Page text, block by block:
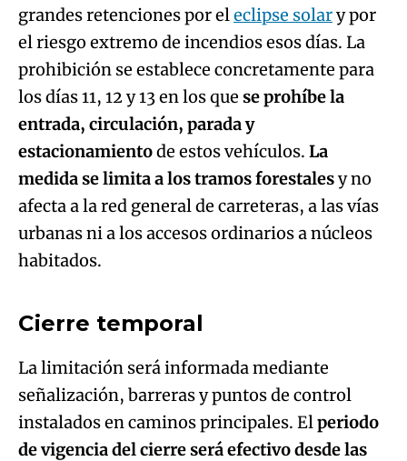
grandes retenciones por eleclipse solary por
el riesgo extremo de incendios esos días. La
prohibición se establece concretamente para
los días 11, 12 y 13 en los que se prohíbe la
entrada, circulación, parada y
estacionamientode estos vehículos. La
medida se limita a los tramos forestalesy no
afecta a la red general de carreteras, a las vías
urbanas ni a los accesos ordinarios a núcleos
habitados.
Try again
Cierre temporal
La limitación será informada mediante
señalización, barreras y puntos de control
instalados en caminos principales. Elperiodo
de vigencia del cierre será efectivo desde las